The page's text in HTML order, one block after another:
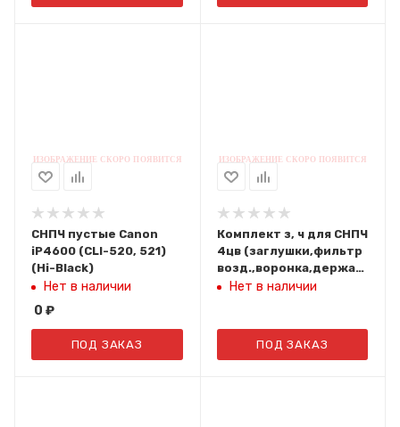
СНПЧ пустые Canon
iP4600 (CLI-520, 521)
(Hi-Black)
Нет в наличии
0 ₽
ПОД ЗАКАЗ
Комплект з, ч для СНПЧ
4цв (заглушки,фильтр
возд.,воронка,держатель
шлейфа бол. и мал.)
Нет в наличии
ПОД ЗАКАЗ